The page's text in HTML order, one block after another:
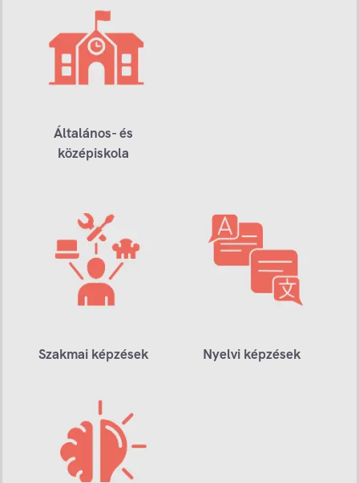
Általános- és
középiskola
Szakmai képzések Nyelvi képzések